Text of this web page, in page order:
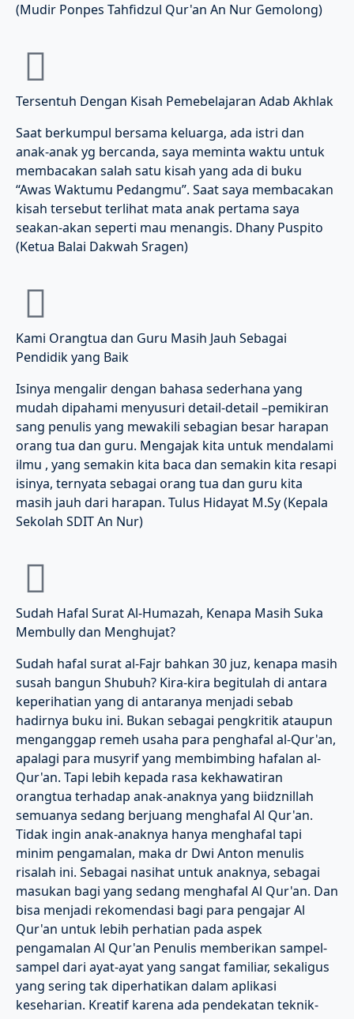
(Mudir Ponpes Tahfidzul Qur'an An Nur Gemolong)
Tersentuh Dengan Kisah Pemebelajaran Adab Akhlak
Saat berkumpul bersama keluarga, ada istri dan
anak-anak yg bercanda, saya meminta waktu untuk
membacakan salah satu kisah yang ada di buku
“Awas Waktumu Pedangmu”. Saat saya membacakan
kisah tersebut terlihat mata anak pertama saya
seakan-akan seperti mau menangis. Dhany Puspito
(Ketua Balai Dakwah Sragen)
Kami Orangtua dan Guru Masih Jauh Sebagai
Pendidik yang Baik
Isinya mengalir dengan bahasa sederhana yang
mudah dipahami menyusuri detail-detail –pemikiran
sang penulis yang mewakili sebagian besar harapan
orang tua dan guru. Mengajak kita untuk mendalami
ilmu , yang semakin kita baca dan semakin kita resapi
isinya, ternyata sebagai orang tua dan guru kita
masih jauh dari harapan. Tulus Hidayat M.Sy (Kepala
Sekolah SDIT An Nur)
Sudah Hafal Surat Al-Humazah, Kenapa Masih Suka
Membully dan Menghujat?
Sudah hafal surat al-Fajr bahkan 30 juz, kenapa masih
susah bangun Shubuh? Kira-kira begitulah di antara
keperihatian yang di antaranya menjadi sebab
hadirnya buku ini. Bukan sebagai pengkritik ataupun
menganggap remeh usaha para penghafal al-Qur'an,
apalagi para musyrif yang membimbing hafalan al-
Qur'an. Tapi lebih kepada rasa kekhawatiran
orangtua terhadap anak-anaknya yang biidznillah
semuanya sedang berjuang menghafal Al Qur'an.
Tidak ingin anak-anaknya hanya menghafal tapi
minim pengamalan, maka dr Dwi Anton menulis
risalah ini. Sebagai nasihat untuk anaknya, sebagai
masukan bagi yang sedang menghafal Al Qur'an. Dan
bisa menjadi rekomendasi bagi para pengajar Al
Qur'an untuk lebih perhatian pada aspek
pengamalan Al Qur'an Penulis memberikan sampel-
sampel dari ayat-ayat yang sangat familiar, sekaligus
yang sering tak diperhatikan dalam aplikasi
keseharian. Kreatif karena ada pendekatan teknik-